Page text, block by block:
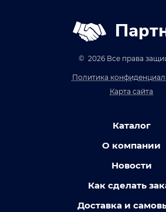
© 2026 Все права
Политика
Карта сайта
Каталог
О компании
Новости
Как сделать
Доставка и